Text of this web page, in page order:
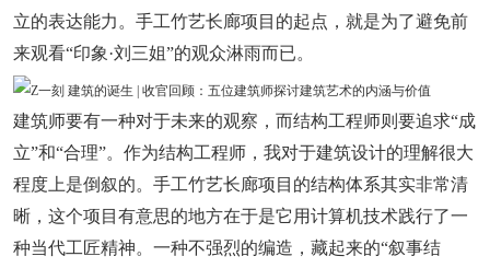
立的表达能力。手工竹艺长廊项目的起点，就是为了避免前
来观看“印象·刘三姐”的观众淋雨而已。
建筑师要有一种对于未来的观察，而结构工程师则要追求“成
立”和“合理”。作为结构工程师，我对于建筑设计的理解很大
程度上是倒叙的。手工竹艺长廊项目的结构体系其实非常清
晰，这个项目有意思的地方在于是它用计算机技术践行了一
种当代工匠精神。一种不强烈的编造，藏起来的“叙事结